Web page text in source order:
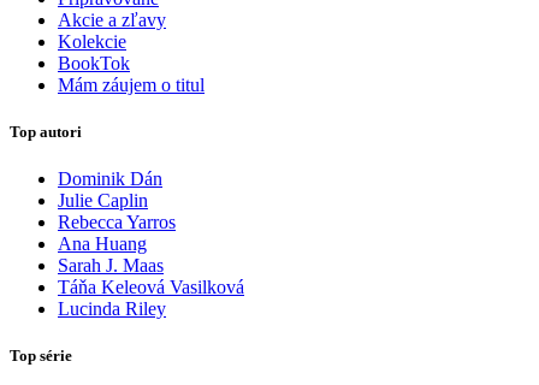
Akcie a zľavy
Kolekcie
BookTok
Mám záujem o titul
Top autori
Dominik Dán
Julie Caplin
Rebecca Yarros
Ana Huang
Sarah J. Maas
Táňa Keleová Vasilková
Lucinda Riley
Top série